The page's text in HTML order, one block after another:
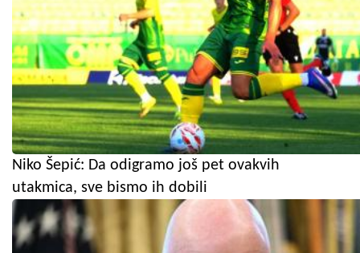
Niko Šepić: Da odigramo još pet ovakvih
utakmica, sve bismo ih dobili